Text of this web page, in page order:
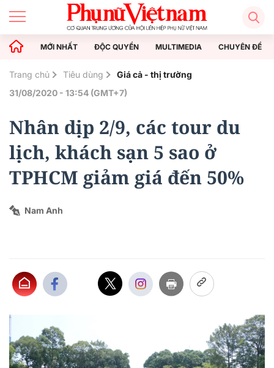
MỚI NHẤT ĐỘC QUYỀN MULTIMEDIA CHUYÊN ĐỀ
Trang chủ Tiêu dùng
Giá cả - thị trường
31/08/2020 - 13:54 (GMT+7)
Nhân dịp 2/9, các tour du
lịch, khách sạn 5 sao ở
TPHCM giảm giá đến 50%
Nam Anh